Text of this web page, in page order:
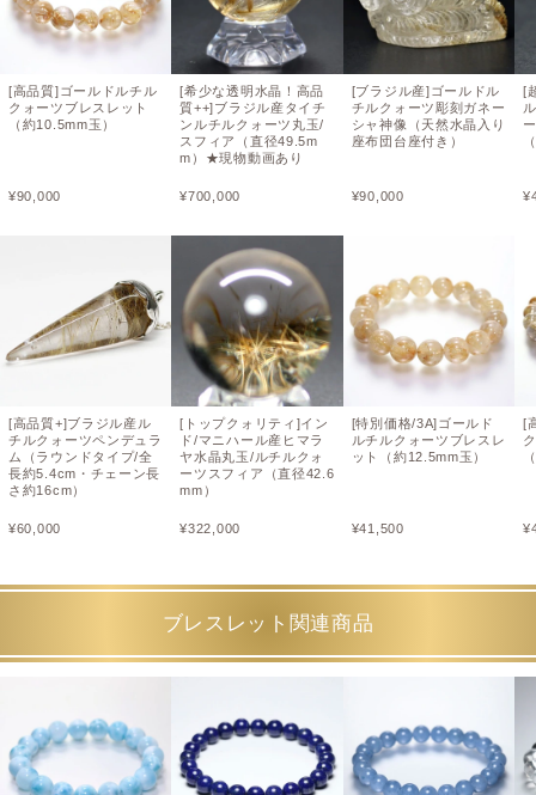
[高品質]ゴールドルチル
クォーツブレスレット
（約10.5mm玉）
¥90,000
[高品質+]ブラジル産ル
チルクォーツペンデュラ
ム（ラウンドタイプ/全
長約5.4cm・チェーン長
さ約16cm）
¥60,000
[希少な透明水晶！高品
質++]ブラジル産タイチ
ンルチルクォーツ丸玉/
スフィア（直径49.5m
m）★現物動画あり
¥700,000
[トップクォリティ]イン
ド/マニハール産ヒマラ
ヤ水晶丸玉/ルチルクォ
ーツスフィア（直径42.6
mm）
¥322,000
[ブラジル産]ゴールドル
チルクォーツ彫刻ガネー
シャ神像（天然水晶入り
座布団台座付き）
¥90,000
[特別価格/3A]ゴールド
ルチルクォーツブレスレ
ット（約12.5mm玉）
¥41,500
[
¥
[
¥
ブレスレット関連商品